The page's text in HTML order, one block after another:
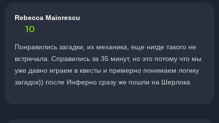
Rebecca Maiorescu
10
Понравились загадки, их механика, еще нигде такого не
встречала. Справились за 35 минут, но это потому что мы
уже давно играем в квесты и примерно понимаем логику
загадок)) после Инферно сразу же пошли на Шерлока